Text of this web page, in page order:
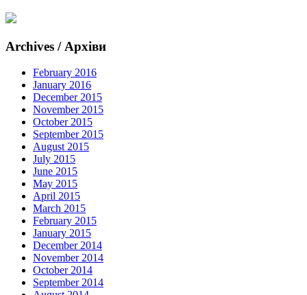
Archives / Архіви
February 2016
January 2016
December 2015
November 2015
October 2015
September 2015
August 2015
July 2015
June 2015
May 2015
April 2015
March 2015
February 2015
January 2015
December 2014
November 2014
October 2014
September 2014